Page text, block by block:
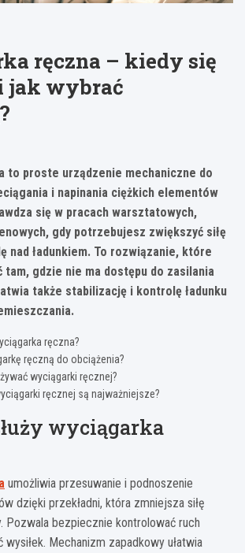
ręczna – kiedy się
jak wybrać
to proste urządzenie mechaniczne do
i napinania ciężkich elementów
się w pracach warsztatowych,
gdy potrzebujesz zwiększyć siłę
nad ładunkiem. To rozwiązanie, które
tam, gdzie nie ma dostępu do zasilania
także stabilizację i kontrolę ładunku
ręczna?
ręczną do obciążenia?
wyciągarki ręcznej?
ręcznej są najważniejsze?
wyciągarka
umożliwia przesuwanie i podnoszenie
dzięki przekładni, która zmniejsza siłę
Pozwala bezpiecznie kontrolować ruch
wysiłek. Mechanizm zapadkowy ułatwia